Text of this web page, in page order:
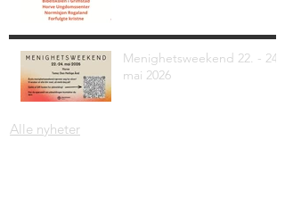
Menighetsweekend 22. - 24.
mai 2026
Alle nyheter